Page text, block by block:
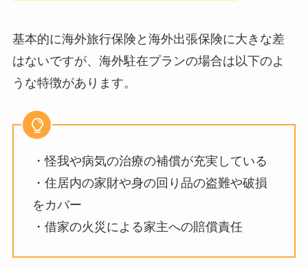
基本的に海外旅行保険と海外出張保険に大きな差
はないですが、海外駐在プランの場合は以下のよ
うな特徴があります。
・怪我や病気の治療の補償が充実している
・住居内の家財や身の回り品の盗難や破損
をカバー
・借家の火災による家主への賠償責任